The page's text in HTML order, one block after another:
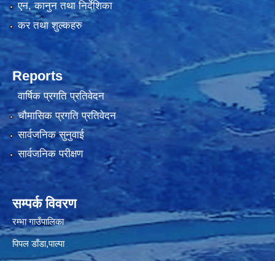
एन, कानुन तथा निर्देशिका
कर तथा शुल्कहरु
Reports
वार्षिक प्रगति प्रतिवेदन
चौमासिक प्रगति प्रतिवेदन
सार्वजनिक सुनुवाई
सार्वजनिक परीक्षण
सम्पर्क विवरण
रम्भा गाउँपालिका
पिपल डाँडा,पाल्पा